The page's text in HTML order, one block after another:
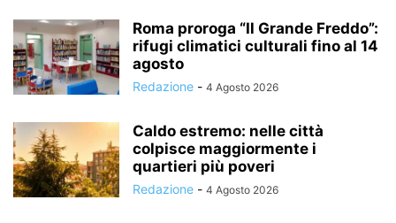
Roma proroga “Il Grande Freddo”:
rifugi climatici culturali fino al 14
agosto
Redazione - 4 Agosto 2026
Caldo estremo: nelle città
colpisce maggiormente i
quartieri più poveri
Redazione - 4 Agosto 2026